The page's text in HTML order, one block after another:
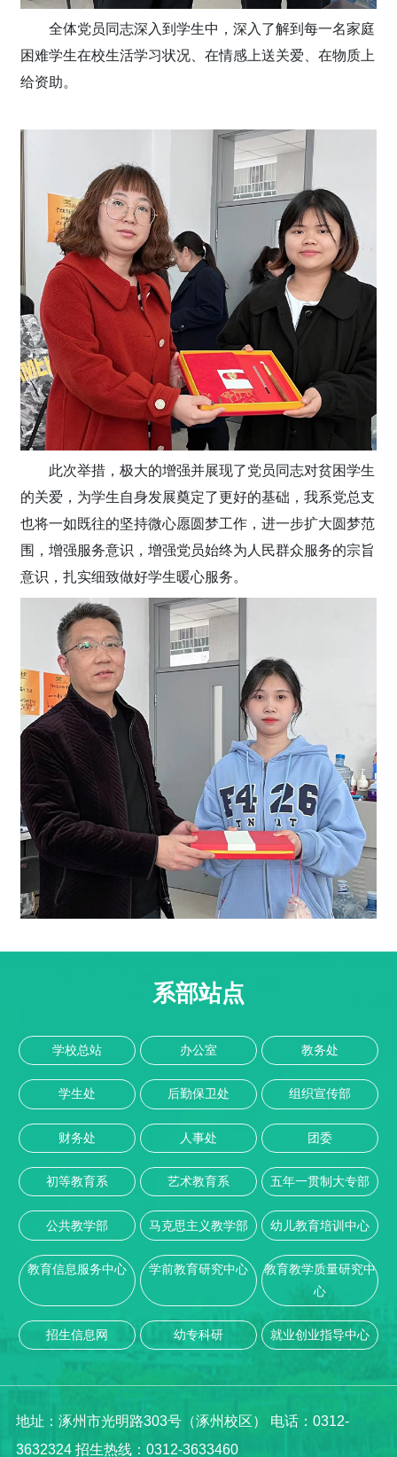
全体党员同志深入到学生中，深入了解到每一名家庭
困难学生在校生活学习状况、在情感上送关爱、在物质上
给资助。
此次举措，极大的增强并展现了党员同志对贫困学生
的关爱，为学生自身发展奠定了更好的基础，我系党总支
也将一如既往的坚持微心愿圆梦工作，进一步扩大圆梦范
围，增强服务意识，增强党员始终为人民群众服务的宗旨
意识，扎实细致做好学生暖心服务。
系部站点
学校总站 办公室 教务处
学生处 后勤保卫处 组织宣传部
财务处 人事处 团委
初等教育系 艺术教育系 五年一贯制大专部
公共教学部 马克思主义教学部 幼儿教育培训中心
教育信息服务中心 学前教育研究中心
教育教学质量研究中
心
招生信息网 幼专科研 就业创业指导中心
地址：涿州市光明路303号（涿州校区） 电话：0312-
3632324 招生热线：0312-3633460